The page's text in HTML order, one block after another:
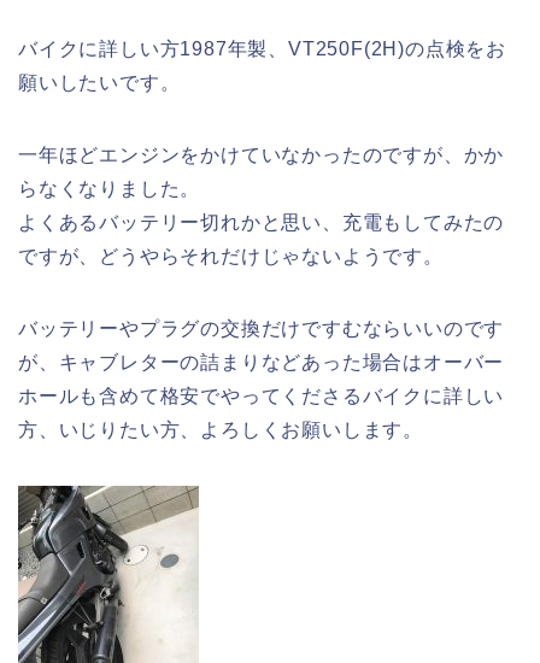
バイクに詳しい方1987年製、VT250F(2H)の点検をお
願いしたいです。
一年ほどエンジンをかけていなかったのですが、かか
らなくなりました。
よくあるバッテリー切れかと思い、充電もしてみたの
ですが、どうやらそれだけじゃないようです。
バッテリーやプラグの交換だけですむならいいのです
が、キャブレターの詰まりなどあった場合はオーバー
ホールも含めて格安でやってくださるバイクに詳しい
方、いじりたい方、よろしくお願いします。